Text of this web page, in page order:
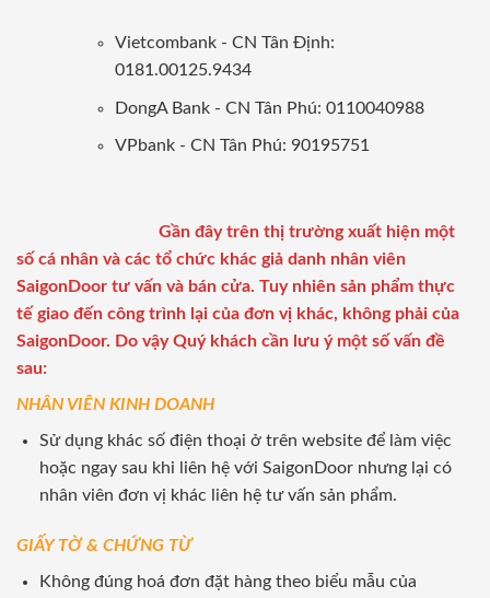
Vietcombank - CN Tân Định:
0181.00125.9434
DongA Bank - CN Tân Phú: 0110040988
VPbank - CN Tân Phú: 90195751
Gần đây trên thị trường xuất hiện một
số cá nhân và các tổ chức khác giả danh nhân viên
SaigonDoor tư vấn và bán cửa. Tuy nhiên sản phẩm thực
tế giao đến công trình lại của đơn vị khác, không phải của
SaigonDoor. Do vậy Quý khách cần lưu ý một số vấn đề
sau:
NHÂN VIÊN KINH DOANH
Sử dụng khác số điện thoại ở trên website để làm việc
hoặc ngay sau khi liên hệ với SaigonDoor nhưng lại có
nhân viên đơn vị khác liên hệ tư vấn sản phẩm.
GIẤY TỜ & CHỨNG TỪ
Không đúng hoá đơn đặt hàng theo biểu mẫu của